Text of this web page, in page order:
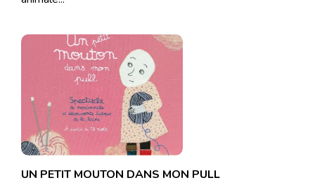
UN PETIT MOUTON DANS MON PULL